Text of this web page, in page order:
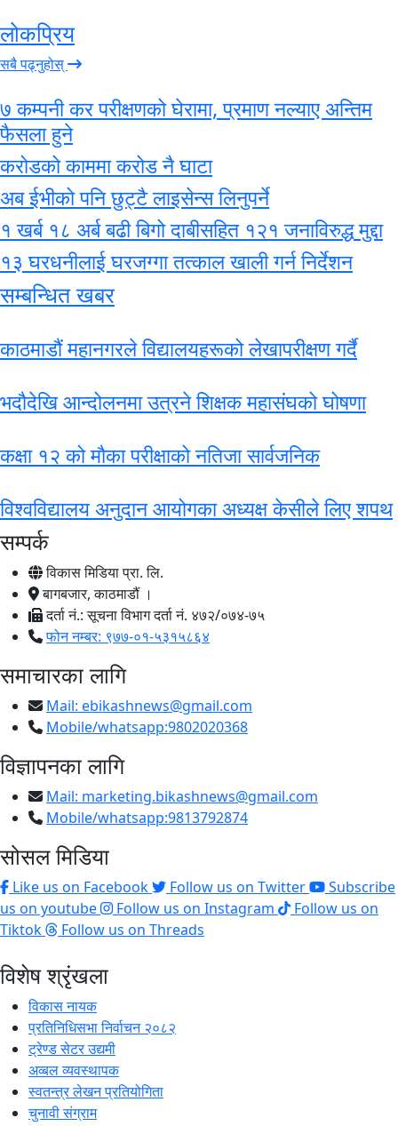
लोकप्रिय
सबै पढ्नुहोस्
७ कम्पनी कर परीक्षणको घेरामा, प्रमाण नल्याए अन्तिम
फैसला हुने
करोडको काममा करोड नै घाटा
अब ईभीको पनि छुट्टै लाइसेन्स लिनुपर्ने
१ खर्ब १८ अर्ब बढी बिगो दाबीसहित १२१ जनाविरुद्ध मुद्दा
१३ घरधनीलाई घरजग्गा तत्काल खाली गर्न निर्देशन
सम्बन्धित खबर
काठमाडौं महानगरले विद्यालयहरूको लेखापरीक्षण गर्दै
भदौदेखि आन्दोलनमा उत्रने शिक्षक महासंघको घोषणा
कक्षा १२ को मौका परीक्षाको नतिजा सार्वजनिक
विश्वविद्यालय अनुदान आयोगका अध्यक्ष केसीले लिए शपथ
सम्पर्क
विकास मिडिया प्रा. लि.
बागबजार, काठमाडौं ।
दर्ता नं.: सूचना विभाग दर्ता नं. ४७२/०७४-७५
फोन नम्बर: ९७७-०१-५३१५८६४
समाचारका लागि
Mail: ebikashnews@gmail.com
Mobile/whatsapp:9802020368
विज्ञापनका लागि
Mail: marketing.bikashnews@gmail.com
Mobile/whatsapp:9813792874
सोसल मिडिया
Like us on Facebook Follow us on Twitter
Subscribe
us on youtube
Follow us on Instagram
Follow us on
Tiktok
Follow us on Threads
विशेष श्रृंखला
विकास नायक
प्रतिनिधिसभा निर्वाचन २०८२
ट्रेण्ड सेटर उद्यमी
अव्बल व्यवस्थापक
स्वतन्त्र लेखन प्रतियोगिता
चुनावी संग्राम